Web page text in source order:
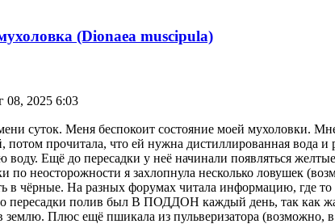
(Dionaea muscipula)
08, 2025 6:03
суток. Меня беспокоит состояние моей мухоловки.
потом прочитала, что ей нужна дистиллированная вода
воду. Ещё до пересадки у неё начинали появляться
по неосторожности я захлопнула несколько ловушек
в чёрные. На разных форумах читала информацию, где
пересадки полив был В ПОДДОН каждый день, так как
землю. Плюс ещё пшикала из пульверизатора (возможно,